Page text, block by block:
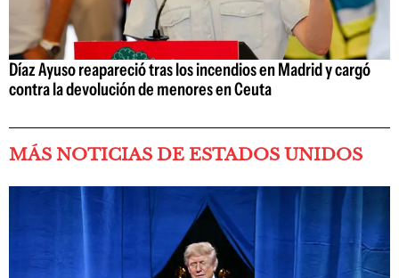
Díaz Ayuso reapareció tras los incendios en Madrid y cargó
contra la devolución de menores en Ceuta
MÁS NOTICIAS DE ESTADOS UNIDOS